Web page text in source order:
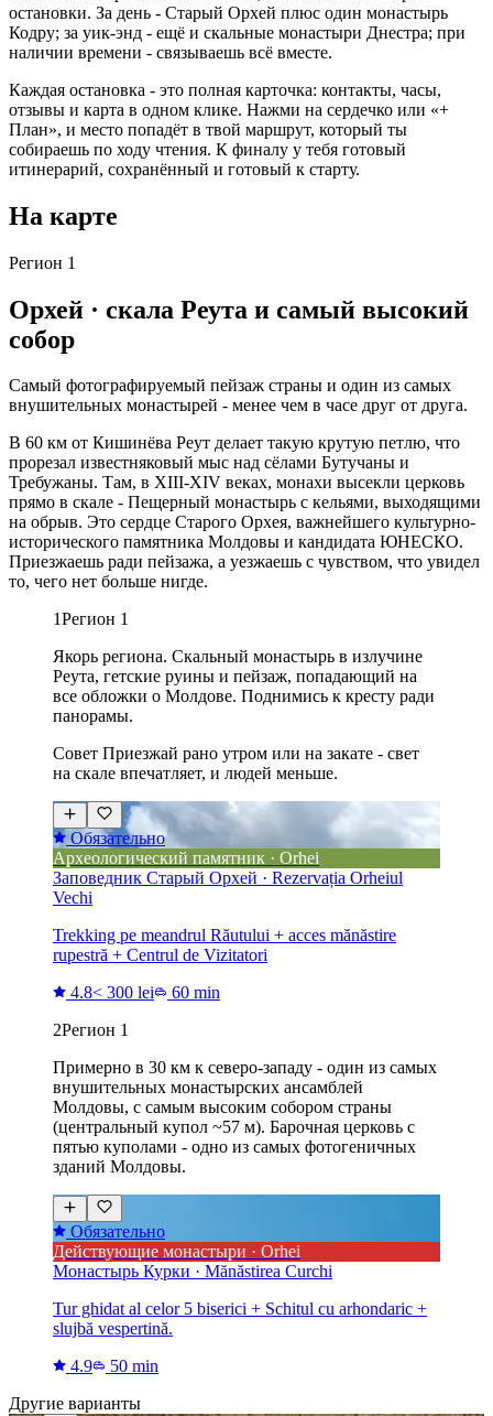
остановки. За день - Старый Орхей плюс один монастырь
Кодру; за уик-энд - ещё и скальные монастыри Днестра; при
наличии времени - связываешь всё вместе.
Каждая остановка - это полная карточка: контакты, часы,
отзывы и карта в одном клике. Нажми на сердечко или «+
План», и место попадёт в твой маршрут, который ты
собираешь по ходу чтения. К финалу у тебя готовый
итинерарий, сохранённый и готовый к старту.
На карте
Регион 1
Орхей · скала Реута и самый высокий
собор
Самый фотографируемый пейзаж страны и один из самых
внушительных монастырей - менее чем в часе друг от друга.
В 60 км от Кишинёва Реут делает такую крутую петлю, что
прорезал известняковый мыс над сёлами Бутучаны и
Требужаны. Там, в XIII-XIV веках, монахи высекли церковь
прямо в скале - Пещерный монастырь с кельями, выходящими
на обрыв. Это сердце Старого Орхея, важнейшего культурно-
исторического памятника Молдовы и кандидата ЮНЕСКО.
Приезжаешь ради пейзажа, а уезжаешь с чувством, что увидел
то, чего нет больше нигде.
1Регион 1
Якорь региона. Скальный монастырь в излучине
Реута, гетские руины и пейзаж, попадающий на
все обложки о Молдове. Поднимись к кресту ради
панорамы.
Совет Приезжай рано утром или на закате - свет
на скале впечатляет, и людей меньше.
Обязательно
Археологический памятник · Orhei
Заповедник Старый Орхей · Rezervația Orheiul
Vechi
Trekking pe meandrul Răutului + acces mănăstire
rupestră + Centrul de Vizitatori
4.8< 300 lei
60 min
2Регион 1
Примерно в 30 км к северо-западу - один из самых
внушительных монастырских ансамблей
Молдовы, с самым высоким собором страны
(центральный купол ~57 м). Барочная церковь с
пятью куполами - одно из самых фотогеничных
зданий Молдовы.
Обязательно
Действующие монастыри · Orhei
Монастырь Курки · Mănăstirea Curchi
Tur ghidat al celor 5 biserici + Schitul cu arhondaric +
slujbă vespertină.
4.9
50 min
Другие варианты